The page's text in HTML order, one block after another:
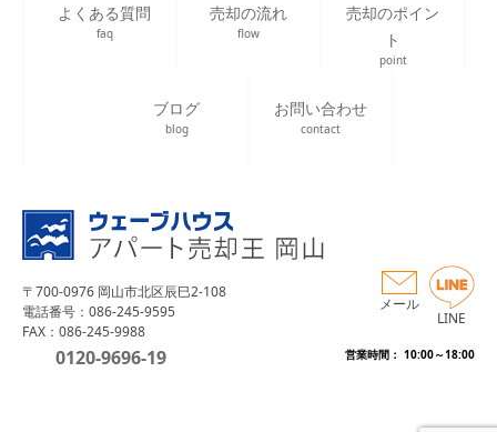
よくある質問
faq
売却の流れ
flow
売却のポイン
ト
point
ブログ
blog
お問い合わせ
contact
〒700-0976 岡山市北区辰巳2-108
電話番号：086-245-9595
FAX：086-245-9988
0120-9696-19 営業時間： 10:00～18:00
メール
LINE